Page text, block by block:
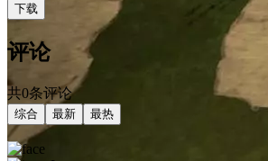
下载
评论
共0条评论
综合 最新 最热